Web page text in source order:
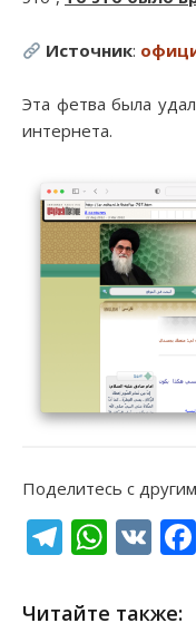
Источник:
Эта фетва была
интернета.
Поделитесь с
VK
Читайте также: